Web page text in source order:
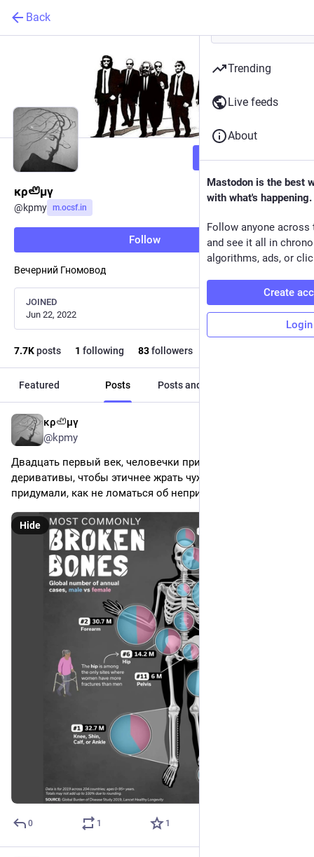
Back
Follow
κρ🦥μγ
@kpmy m.ocsf.in
Follow
Вечерний Гномовод
JOINED
Jun 22, 2022
7.7Kposts 1 following 83followers
Featured Posts Posts and replies
κρ🦥μγ
@kpmy
Двадцать первый век, человечки придумали
деривативы, чтобы этичнее жрать чужих детей, но не
придумали, как не ломаться об неприятную природу.
Hide
0 1 1
Trending
Live feeds
About
Mastodon is the best
with what's happening.
Follow anyone across
and see it all in
algorithms, ads, or
Create
Login